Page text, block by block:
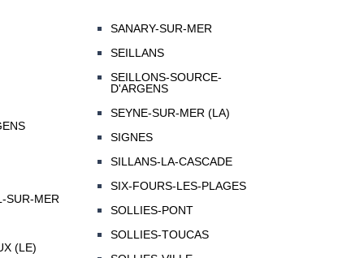
SUR-MER
(LE)
SANARY-SUR-MER
SEILLANS
SEILLONS-SOURCE-
D'ARGENS
SEYNE-SUR-MER (LA)
SIGNES
SILLANS-LA-CASCADE
SIX-FOURS-LES-PLAGES
SOLLIES-PONT
SOLLIES-TOUCAS